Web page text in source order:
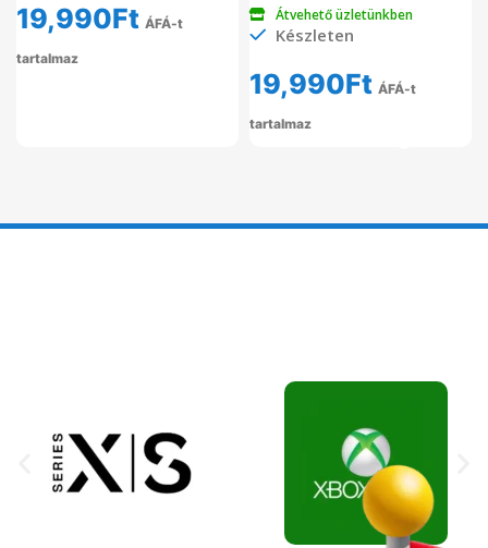
19,990Ft ÁFÁ-t
tartalmaz
Átvehető üzletünkben
Készleten
19,990Ft ÁFÁ-t
tartalmaz